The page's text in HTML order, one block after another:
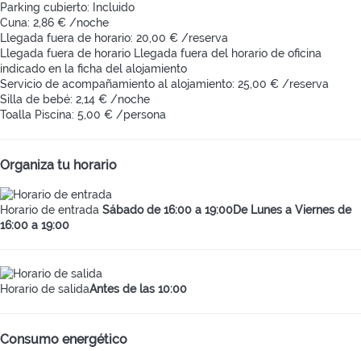
Parking cubierto: Incluido
Cuna: 2,86 € /noche
Llegada fuera de horario: 20,00 € /reserva
Llegada fuera de horario Llegada fuera del horario de oficina
indicado en la ficha del alojamiento
Servicio de acompañamiento al alojamiento: 25,00 € /reserva
Silla de bebé: 2,14 € /noche
Toalla Piscina: 5,00 € /persona
Organiza tu horario
Horario de entrada Sábado de 16:00 a 19:00De Lunes a Viernes de
16:00 a 19:00
Horario de salidaAntes de las 10:00
Consumo energético